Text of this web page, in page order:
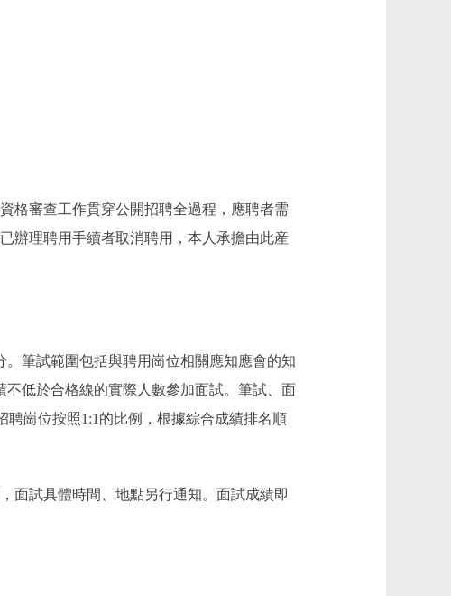
格審查工作貫穿公開招聘全過程，應聘者需
辦理聘用手續者取消聘用，本人承擔由此産
筆試範圍包括與聘用崗位相關應知應會的知
低於合格線的實際人數參加面試。筆試、面
聘崗位按照1:1的比例，根據綜合成績排名順
試具體時間、地點另行通知。面試成績即